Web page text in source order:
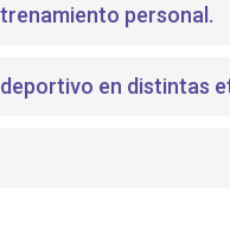
personal.
en distintas